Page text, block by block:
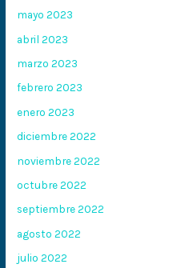
mayo 2023
abril 2023
marzo 2023
febrero 2023
enero 2023
diciembre 2022
noviembre 2022
octubre 2022
septiembre 2022
agosto 2022
julio 2022